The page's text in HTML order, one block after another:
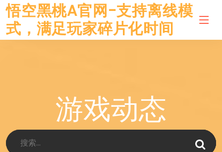
悟空黑桃A官网-支持离线模
式，满足玩家碎片化时间
游戏动态